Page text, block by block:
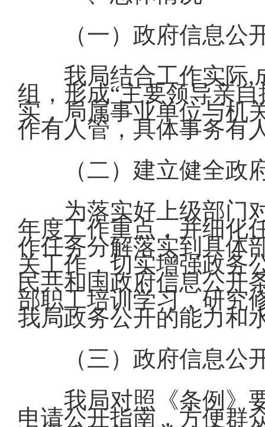
（一）政府信息
我局结合工作实际,
组，形成“主要领导亲
实，局属事业单位与机
作有人管，具体事务有
（二）建立健全政
为落实好上级部门
年度工作重点，并细化
作任务分解落实到具体
关工作，切实增强政务
民共和国政府信息公开
部职工培训学习，研究
我局政务公开的能力和
（三）政府信息
我局对照《条例》
申请公开指南，方便群